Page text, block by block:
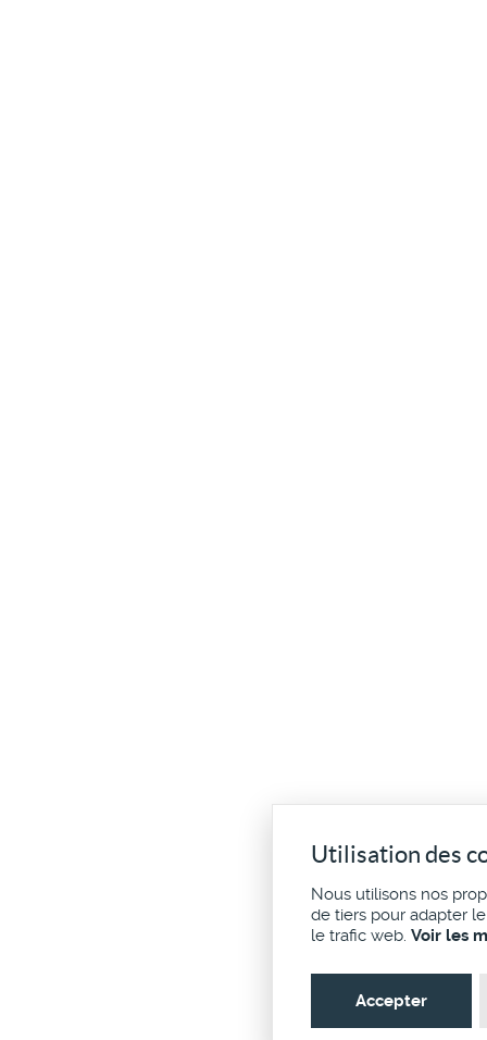
Utilisation des
Nous utilisons nos
de tiers pour adapter
le trafic web. Voir les
Accepter